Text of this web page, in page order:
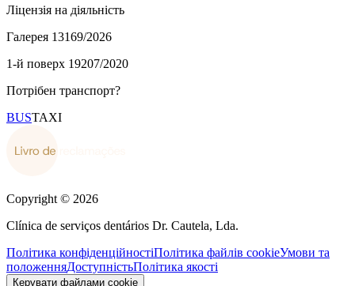
Ліцензія на діяльність
Галерея 13169/2026
1-й поверх 19207/2020
Потрібен транспорт?
BUSTAXI
Copyright © 2026
Clínica de serviços dentários Dr. Cautela, Lda.
Політика конфіденційностіПолітика файлів cookieУмови та
положенняДоступністьПолітика якості
Керувати файлами cookie